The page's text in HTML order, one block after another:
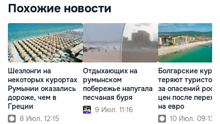
Похожие новости
Шезлонги на
некоторых курортах
Румынии оказались
дороже, чем в
Греции
8 Июл. 12:15
Отдыхающих на
румынском
побережье напугала
песчаная буря
9 Июл. 11:16
Болгарские
теряют туристов
за опасений
цен после
на евро
10 Июл. 09:13